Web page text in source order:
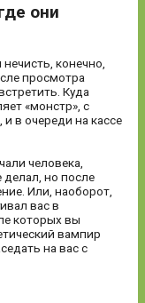
они
конечно,
просмотра
Куда
«монстр», с
в очереди на кассе
человека,
делал, но после
Или, наоборот,
вас в
которых вы
вампир
на вас с